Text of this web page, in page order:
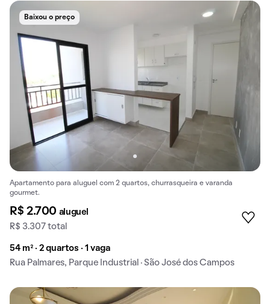
Baixou o preço
Apartamento para aluguel com 2 quartos, churrasqueira e varanda
gourmet.
R$ 2.700 aluguel
R$ 3.307 total
54 m² · 2 quartos · 1 vaga
Rua Palmares, Parque Industrial · São José dos Campos